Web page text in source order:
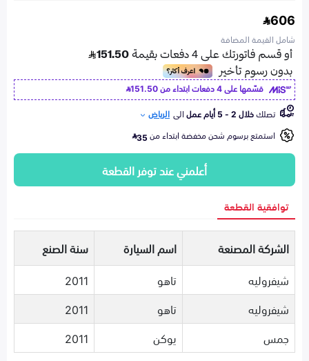
606
شامل القيمة المضافة
قسّمها على 4 دفعات ابتداء من
151.50
تصلكخلال 2 - 5 أيام عمل الى الرياض
استمتع برسوم شحن مخفضة ابتداء من35
أعلمني عند توفر القطعة
توافقية القطعة
الشركة المصنعة اسم السيارة
سنة الصنع
شيفروليه
تاهو
2011
شيفروليه
تاهو
2011
جمس
يوكن 2011